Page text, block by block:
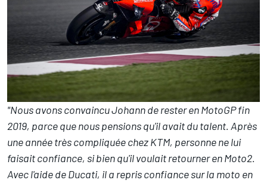
"Nous avons convaincu Johann de rester en MotoGP fin
2019, parce que nous pensions qu'il avait du talent. Après
une année très compliquée chez KTM, personne ne lui
faisait confiance, si bien qu'il voulait retourner en Moto2.
Avec l'aide de Ducati, il a repris confiance sur la moto en